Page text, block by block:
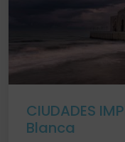
CIUDADES
Blanca